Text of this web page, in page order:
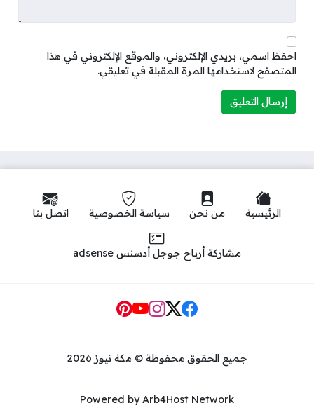
احفظ اسمي، بريدي الإلكتروني، والموقع الإلكتروني في هذا
المتصفح لاستخدامها المرة المقبلة في تعليقي.
الرئيسية من نحن سياسة الخصوصية اتصل بنا
مشاركة أرباح جوجل أدسنس adsense
Social Links
جميع الحقوق محفوظة © مكة نيوز 2026
Powered by Arb4Host Network